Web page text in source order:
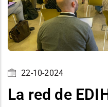
22-10-2024
La red de